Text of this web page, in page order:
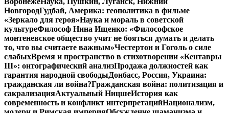
НовгородГудбай, Америка: геополитика в фильме
«Зеркало для героя»Наука и мораль в советской
культуреФилософ Нина Ищенко: «Философское
монтеневское общество учит не бояться думать и делать
то, что вы считаете важным»Честертон и Гоголь о силе
слабыхВремя и пространство в стихотворении «Кентавры
III»: онтографический анализПродажа должностей как
гарантия народной свободыДонбасс, Россия, Украина:
гражданская ли война?Гражданская война: политизация и
сакрализацияАктуальный НицшеИстория как
современность и конфликт интерпретацийНационализм,